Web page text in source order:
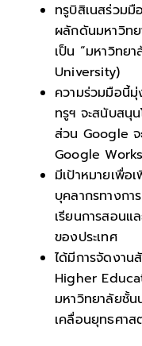
ทรูบิสิเนสร่วม
ผลักดันมหาวิท
เป็น “มหาวิทย
University)
ความร่วมมือนี้มุ่
ทรูฯ จะสนับสนุ
ส่วน Google จ
Google
มีเป้าหมายเพื่อ
บุคลากรทางก
เรียนการสอนแ
ของประเทศ
ได้มีการจัดงา
Higher
มหาวิทยาลัยชั้น
เคลื่อนยุทธศา